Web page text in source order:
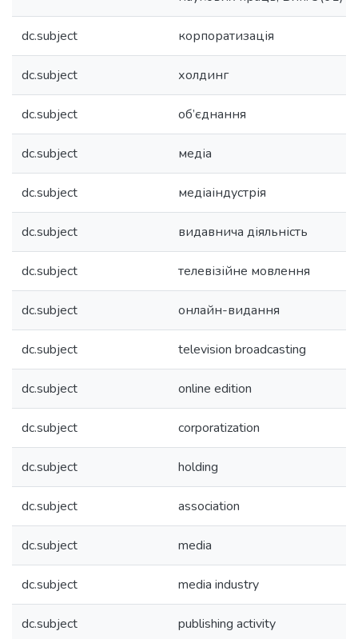
dc.subject корпоратизація
dc.subject холдинг
dc.subject об’єднання
dc.subject медіа
dc.subject медіаіндустрія
dc.subject видавнича діяльність
dc.subject телевізійне мовлення
dc.subject онлайн-видання
dc.subject television broadcasting
dc.subject online edition
dc.subject corporatization
dc.subject holding
dc.subject association
dc.subject media
dc.subject media industry
dc.subject publishing activity